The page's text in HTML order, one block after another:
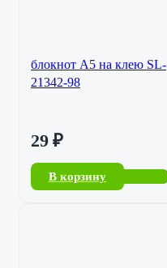
блокнот A5 на клею SL-
21342-98
29 ₽
В корзину